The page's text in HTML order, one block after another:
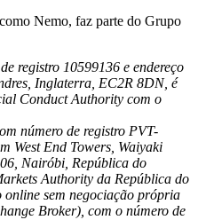
Nemo, faz parte do Grupo
registro 10599136 e endereço
Inglaterra, EC2R 8DN, é
Conduct Authority com o
número de registro PVT-
West End Towers, Waiyaki
Nairóbi, República do
Authority da República do
sem negociação própria
Broker), com o número de